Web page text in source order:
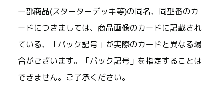
一部商品(スターターデッキ等)の同名、同型番のカ
ードにつきましては、商品画像のカードに記載され
ている、「パック記号」が実際のカードと異なる場
合がございます。「パック記号」を指定することは
できません。ご了承ください。